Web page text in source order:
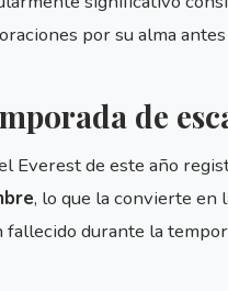
por su alma
de
Everest de este año
, lo que la convierte en
durante la